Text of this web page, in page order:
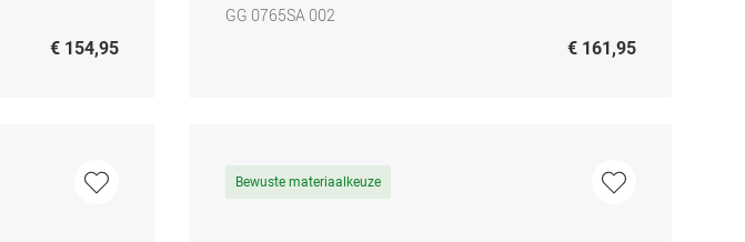
€ 154,95
GG 0765SA 002
€ 161,95
Bewuste materiaalkeuze